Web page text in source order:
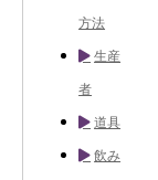
方法
生産
者
道具
飲み